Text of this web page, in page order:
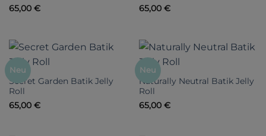
65,00 €
65,00 €
Neu
Secret Garden Batik Jelly
Roll
65,00 €
Neu
Naturally Neutral Batik Jelly
Roll
65,00 €